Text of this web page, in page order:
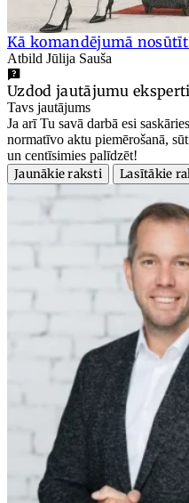
Kā komandējumā
Atbild Jūlija Sauša
Uzdod jautājumu
Tavs jautājums
Ja arī Tu savā darbā esi
normatīvo aktu piemērošanā,
un centīsimies palīdzēt!
Jaunākie raksti
Lasītākie